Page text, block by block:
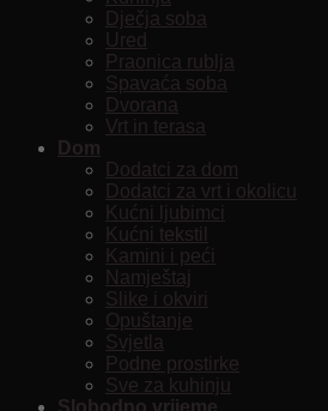
Dječja soba
Ured
Praonica rublja
Spavaća soba
Dvorana
Vrt in terasa
Dom
Dodatci za dom
Dodatci za vrt i okolicu
Kućni ljubimci
Kućni tekstil
Kamini i peći
Namještaj
Slike i okviri
Opuštanje
Svjetla
Podne prostirke
Sve za kuhinju